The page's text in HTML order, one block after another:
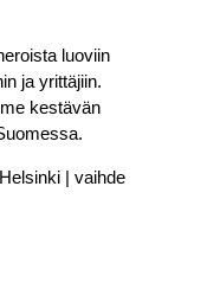
luoviin
ja yrittäjiin.
kestävän
| vaihde